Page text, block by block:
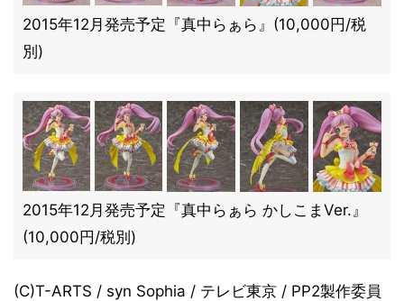
2015年12月発売予定『真中らぁら』(10,000円/税
別)
2015年12月発売予定『真中らぁら かしこまVer.』
(10,000円/税別)
(C)T-ARTS / syn Sophia / テレビ東京 / PP2製作委員